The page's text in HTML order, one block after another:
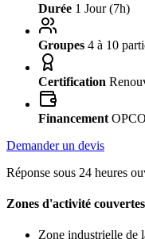
Durée 1 Jour (7h)
Groupes 4 à 10
Certification
Financement
Demander un devis
Réponse sous 24 heures
Zones d'activité couvertes
Zone industrielle de